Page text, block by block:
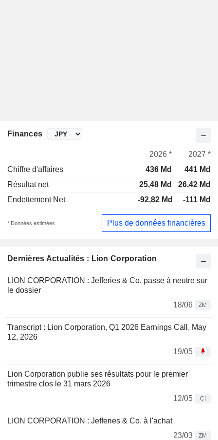
Dernières Actualités : Lion Corporation
LION CORPORATION : Jefferies & Co. passe à neutre sur
le dossier
18/06
ZM
Transcript : Lion Corporation, Q1 2026 Earnings Call, May
12, 2026
19/05
Lion Corporation publie ses résultats pour le premier
trimestre clos le 31 mars 2026
12/05
CI
LION CORPORATION : Jefferies & Co. à l'achat
23/03
ZM
Finances
2026 *
2027 *
Chiffre d'affaires
436 Md
441 Md
Résultat net
25,48 Md
26,42 Md
Endettement Net
-92,82 Md -111 Md
* Données estimées Plus de données financières